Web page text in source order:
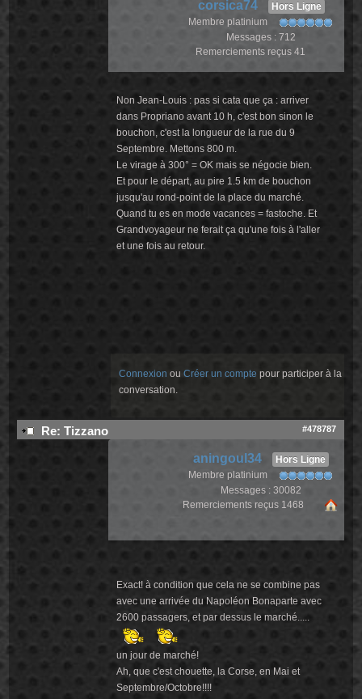
corsica74
Hors Ligne
Membre platinium
Messages : 712
Remerciements reçus 41
Non Jean-Louis : pas si cata que ça : arriver
dans Propriano avant 10 h, c'est bon sinon le
bouchon, c'est la longueur de la rue du 9
Septembre. Mettons 800 m.
Le virage à 300° = OK mais se négocie bien.
Et pour le départ, au pire 1.5 km de bouchon
jusqu'au rond-point de la place du marché.
Quand tu es en mode vacances = fastoche. Et
Grandvoyageur ne ferait ça qu'une fois à l'aller
et une fois au retour.
Connexion ouCréer un compte pour participer à la
conversation.
Re: Tizzano #478787
aningoul34
Hors Ligne
Membre platinium
Messages : 30082
Remerciements reçus 1468
Exact! à condition que cela ne se combine pas
avec une arrivée du Napoléon Bonaparte avec
2600 passagers, et par dessus le marché.....
un jour de marché!
Ah, que c'est chouette, la Corse, en Mai et
Septembre/Octobre!!!!